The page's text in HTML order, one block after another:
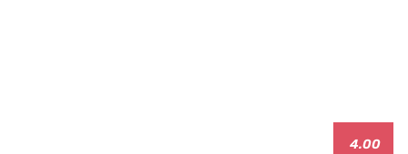
4.00